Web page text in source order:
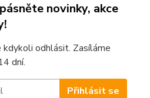
novinky, akce
odhlásit. Zasíláme
dní.
Přihlásit se